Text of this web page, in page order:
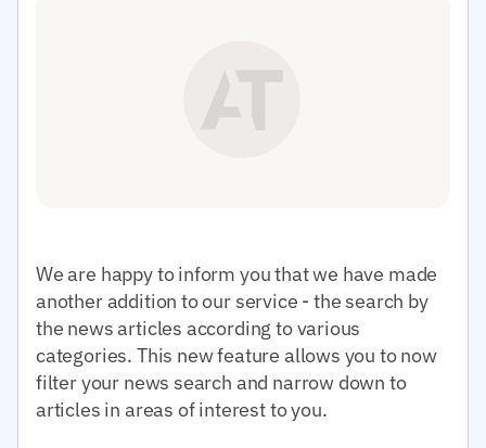
We are happy to inform you that we have made
another addition to our service - the search by
the news articles according to various
categories. This new feature allows you to now
filter your news search and narrow down to
articles in areas of interest to you.